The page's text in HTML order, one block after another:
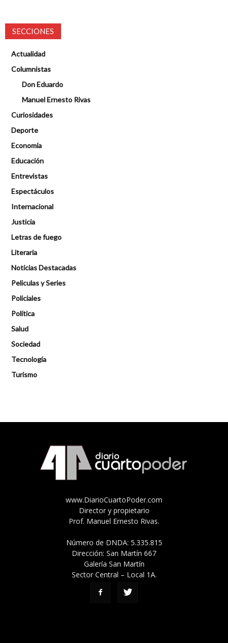
SECCIONES
Actualidad
Columnistas
Don Eduardo
Manuel Ernesto Rivas
Curiosidades
Deporte
Economía
Educación
Entrevistas
Espectáculos
Internacional
Justicia
Letras de fuego
Literaria
Noticias Destacadas
Peliculas y Series
Policiales
Política
Salud
Sociedad
Tecnología
Turismo
www.DiarioCuartoPoder.com
Director y propietario
Prof. Manuel Ernesto Rivas.
Número de DNDA: 5.335.815
Dirección: San Martín 667
Galería San Martín
Sector Central – Local 1A.